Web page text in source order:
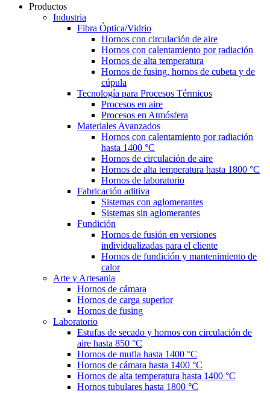
Productos
Industria
Fibra Óptica/Vidrio
Hornos con circulación de aire
Hornos con calentamiento por radiación
Hornos de alta temperatura
Hornos de fusing, hornos de cubeta y de
cúpula
Tecnología para Procesos Térmicos
Procesos en aire
Procesos en Atmósfera
Materiales Avanzados
Hornos con calentamiento por radiación
hasta 1400 °C
Hornos de circulación de aire
Hornos de alta temperatura hasta 1800 °C
Hornos de laboratorio
Fabricación aditiva
Sistemas con aglomerantes
Sistemas sin aglomerantes
Fundición
Hornos de fusión en versiones
individualizadas para el cliente
Hornos de fundición y mantenimiento de
calor
Arte y Artesania
Hornos de cámara
Hornos de carga superior
Hornos de fusing
Laboratorio
Estufas de secado y hornos con circulación de
aire hasta 850 °C
Hornos de mufla hasta 1400 °C
Hornos de cámara hasta 1400 °C
Hornos de alta temperatura hasta 1400 °C
Hornos tubulares hasta 1800 °C